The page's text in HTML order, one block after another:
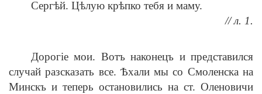
Сергѣй. Цѣлую крѣпко тебя и маму.
// л. 1.
Дорогіе мои. Вотъ наконецъ и представился
случай разсказать все. Ѣхали мы со Смоленска на
Минскъ и теперь остановились на ст. Оленовичи